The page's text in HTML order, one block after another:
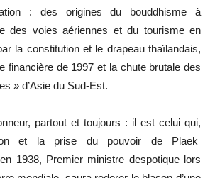
: des origines du bouddhisme à
des voies aériennes et du tourisme en
la constitution et le drapeau thaïlandais,
financière de 1997 et la chute brutale des
» d’Asie du Sud-Est.
partout et toujours : il est celui qui,
et la prise du pouvoir de Plaek
1938, Premier ministre despotique lors